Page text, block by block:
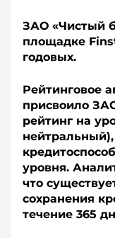
ЗАО «Чистый
площадке
годовых.
Рейтинговое
присвоило
рейтинг на
уровня.
что
сохранения
течение 365